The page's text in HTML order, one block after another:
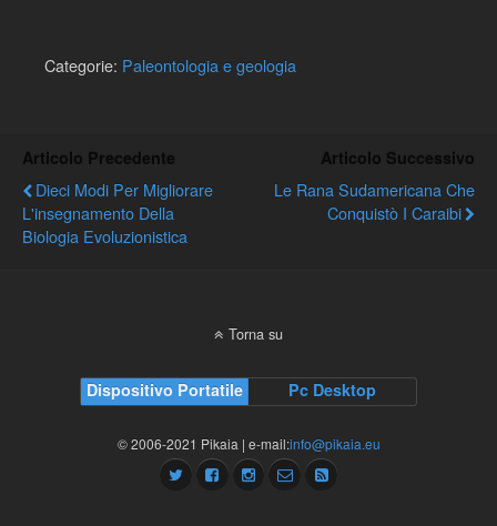
Categorie: Paleontologia e geologia
Articolo Precedente
Dieci Modi Per Migliorare
L'insegnamento Della
Biologia Evoluzionistica
Articolo Successivo
Le Rana Sudamericana Che
Conquistò I Caraibi
Torna su
Dispositivo Portatile Pc Desktop
© 2006-2021 Pikaia | e-mail:info@pikaia.eu